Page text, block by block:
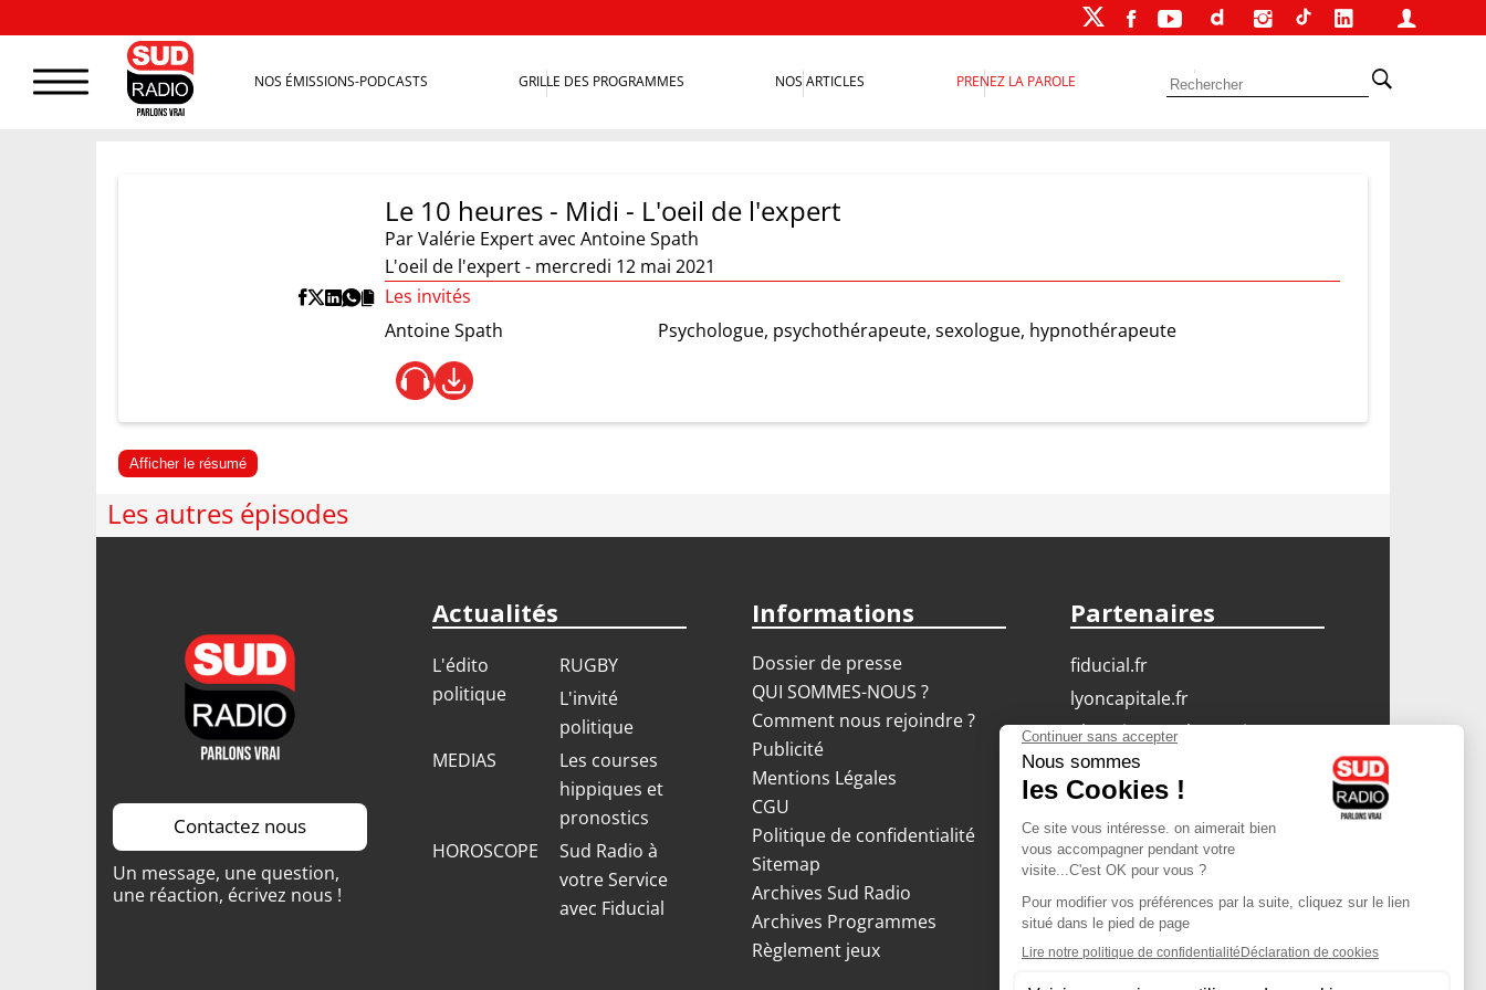
NOS ÉMISSIONS-PODCASTS GRILLE DES PROGRAMMES NOS ARTICLES PRENEZ LA PAROLE
Le 10 heures - Midi - L'oeil de l'expert
ParValérie Expertavec Antoine Spath
L'oeil de l'expert - mercredi 12 mai 2021
Les invités
Antoine Spath
Psychologue, psychothérapeute, sexologue, hypnothérapeute
Afficher le résumé
Les autres épisodes
Contactez nous
Un message, une question,
une réaction, écrivez nous !
Actualités
L'édito
politique
RUGBY
L'invité
politique
MEDIAS
Les courses
hippiques et
pronostics
HOROSCOPE
Sud Radio à
votre Service
avec Fiducial
Informations
Dossier de presse
QUI SOMMES-NOUS ?
Comment nous rejoindre ?
Publicité
Mentions Légales
CGU
Politique de confidentialité
Sitemap
Archives Sud Radio
Archives Programmes
Règlement jeux
Partenaires
fiducial.fr
lyoncapitale.fr
olympique-et-lyonnais.com
L'application Iphone
/ Android
Téléchargez l'application